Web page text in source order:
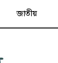
জাতীয়